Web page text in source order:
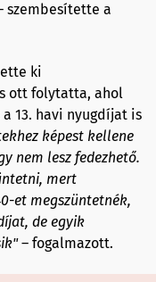
szembesítette a
ki
ott folytatta, ahol
13. havi nyugdíjat is
képest kellene
nem lesz fedezhető.
mert
et megszüntetnék,
de egyik
– fogalmazott.